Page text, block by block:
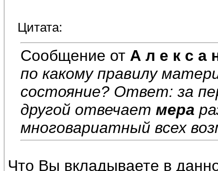
Цитата:
Сообщение от А л е к с а
по какому правилу
состояние? Ответ: за
другой отвечает мера
многовариатный всех
Что Вы вкладываете в